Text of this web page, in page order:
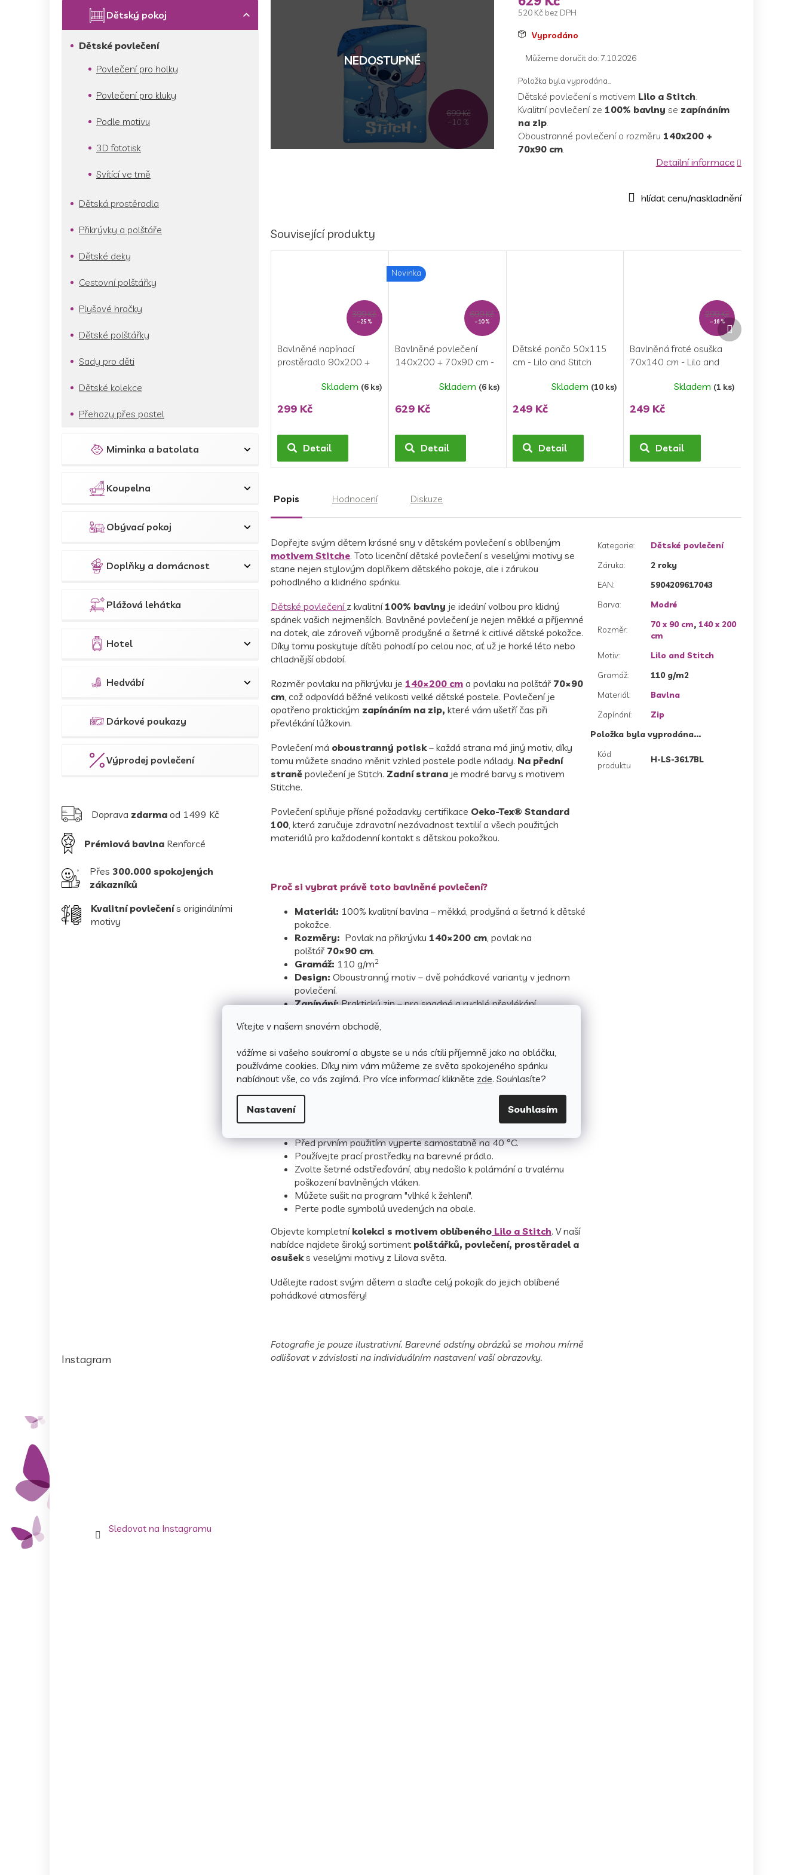
Vítejte v našem snovém obchodě,
vážíme si vašeho soukromí a abyste se u nás cítili příjemně jako na obláčku,
používáme cookies. Díky nim vám můžeme ze světa spokojeného spánku
nabídnout vše, co vás zajímá. Pro více informací klikněte zde. Souhlasíte?
Nastavení Souhlasím
Dětský pokoj
Dětské povlečení
Povlečení pro holky
Povlečení pro kluky
Podle motivu
3D fototisk
Svítící ve tmě
Dětská prostěradla
Přikrývky a polštáře
Dětské deky
Cestovní polštářky
Plyšové hračky
Dětské polštářky
Sady pro děti
Dětské kolekce
Přehozy přes postel
Miminka a batolata
Koupelna
Obývací pokoj
Doplňky a domácnost
Plážová lehátka
Hotel
Hedvábí
Dárkové poukazy
Výprodej povlečení
Doprava zdarma od 1499 Kč
Prémiová bavlna Renforcé
Přes 300.000 spokojených
zákazníků
Kvalitní povlečenís originálními
motivy
Instagram
Sledovat na Instagramu
699 Kč
–10 %
NEDOSTUPNÉ
520 Kč bez DPH
Měrná
cena:
Vyprodáno
Můžeme doručit do: 7.10.2026
Položka byla vyprodána…
Dětské povlečení s motivem Lilo a Stitch.
Kvalitní povlečení ze 100% bavlny se zapínáním
na zip.
Oboustranné povlečení o rozměru 140x200 +
70x90 cm.
Detailní informace
Související produkty
399 Kč
–25 %
Bavlněné napínací
prostěradlo 90x200 +
hodnocení
produktu
5,0
5
Skladem (6 ks)
299 Kč
Detail
Novinka
699 Kč
–10 %
Bavlněné povlečení
140x200 + 70x90 cm -
Skladem (6 ks)
629 Kč
Detail
Dětské pončo 50x115
cm - Lilo and Stitch
Skladem (10 ks)
249 Kč
Detail
299 Kč
–16 %
Bavlněná froté osuška
70x140 cm - Lilo and
Skladem (1 ks)
249 Kč
Detail
Další
produkt
Popis Hodnocení Diskuze
Dopřejte svým dětem krásné sny v dětském povlečení s oblíbeným
motivem Stitche. Toto licenční dětské povlečení s veselými motivy se
stane nejen stylovým doplňkem dětského pokoje, ale i zárukou
pohodlného a klidného spánku.
Dětské povlečení z kvalitní100% bavlny je ideální volbou pro klidný
spánek vašich nejmenších. Bavlněné povlečení je nejen měkké a příjemné
na dotek, ale zároveň výborně prodyšné a šetrné k citlivé dětské pokožce.
Díky tomu poskytuje dítěti pohodlí po celou noc, ať už je horké léto nebo
chladnější období.
Rozměr povlaku na přikrývku je 140×200 cm a povlaku na polštář 70×90
cm , což odpovídá běžné velikosti velké dětské postele. Povlečení je
opatřeno praktickým zapínáním na zip, které vám ušetří čas při
převlékání lůžkovin.
Povlečení má oboustranný potisk– každá strana má jiný motiv, díky
tomu můžete snadno měnit vzhled postele podle nálady. Na přední
straně povlečení je Stitch. Zadní strana je modré barvy s motivem
Stitche.
Povlečení splňuje přísné požadavky certifikace Oeko-Tex® Standard
100 , která zaručuje zdravotní nezávadnost textilií a všech použitých
materiálů pro každodenní kontakt s dětskou pokožkou.
Proč si vybrat právě toto bavlněné povlečení?
Materiál: 100% kvalitní bavlna – měkká, prodyšná a šetrná k dětské
pokožce.
Rozměry: Povlak na přikrývku 140×200 cm , povlak na
polštář 70×90 cm.
Gramáž: 110 g/m2
Design: Oboustranný motiv – dvě pohádkové varianty v jednom
povlečení.
Zapínání:Praktický zip – pro snadné a rychlé převlékání.
nevyblednou ani při častém praní.
nezávadnost textilií.
vzhled?
Před prvním použitím vyperte samostatně na 40 °C.
Používejte prací prostředky na barevné prádlo.
Zvolte šetrné odstřeďování, aby nedošlo k polámání a trvalému
poškození bavlněných vláken.
Můžete sušit na program "vlhké k žehlení".
Perte podle symbolů uvedených na obale.
Objevte kompletníkolekci s motivem oblíbeného Lilo a Stitch. V naší
nabídce najdete široký sortiment polštářků, povlečení, prostěradel a
osušeks veselými motivy z Lilova světa.
Udělejte radost svým dětem a slaďte celý pokojík do jejich oblíbené
pohádkové atmosféry!
Fotografie je pouze ilustrativní. Barevné odstíny obrázků se mohou mírně
odlišovat v závislosti na individuálním nastavení vaší obrazovky.
Kategorie:
Dětské povlečení
Záruka:
2 roky
EAN:
5904209617043
Barva: Modré
Rozměr: 70 x 90 cm,140 x 200
cm
Motiv:
Lilo and Stitch
Gramáž:
110 g/m2
Materiál:
Bavlna
Zapínání:
Zip
Položka byla vyprodána…
Kód
produktu
H-LS-3617BL